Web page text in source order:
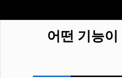
어떤 기능